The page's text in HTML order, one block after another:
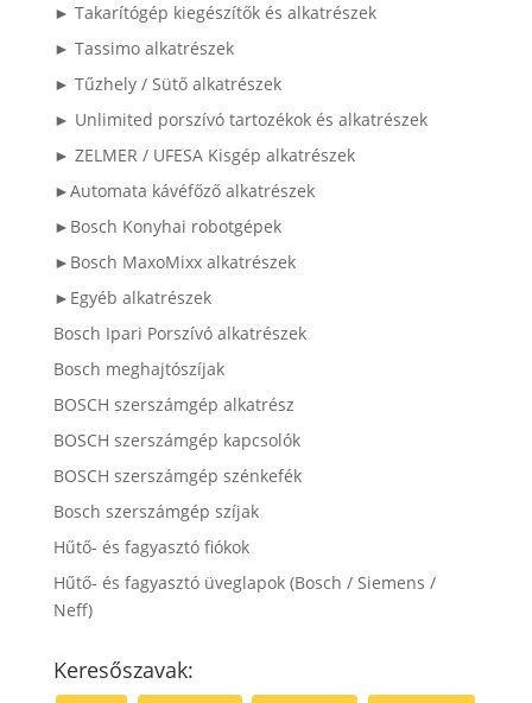
► Takarítógép kiegészítők és alkatrészek
► Tassimo alkatrészek
► Tűzhely / Sütő alkatrészek
► Unlimited porszívó tartozékok és alkatrészek
► ZELMER / UFESA Kisgép alkatrészek
►Automata kávéfőző alkatrészek
►Bosch Konyhai robotgépek
►Bosch MaxoMixx alkatrészek
►Egyéb alkatrészek
Bosch Ipari Porszívó alkatrészek
Bosch meghajtószíjak
BOSCH szerszámgép alkatrész
BOSCH szerszámgép kapcsolók
BOSCH szerszámgép szénkefék
Bosch szerszámgép szíjak
Hűtő- és fagyasztó fiókok
Hűtő- és fagyasztó üveglapok (Bosch / Siemens /
Neff)
Keresőszavak: